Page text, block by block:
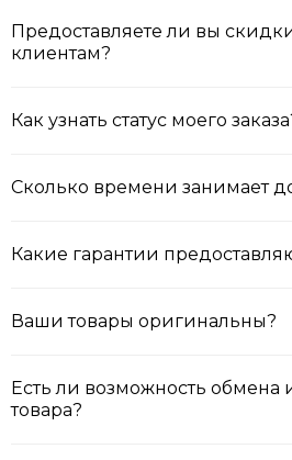
Предоставляете ли вы
клиентам?
Как узнать статус моего
Сколько времени занимает
Какие гарантии
Ваши товары оригинальны?
Есть ли возможность обмена
товара?